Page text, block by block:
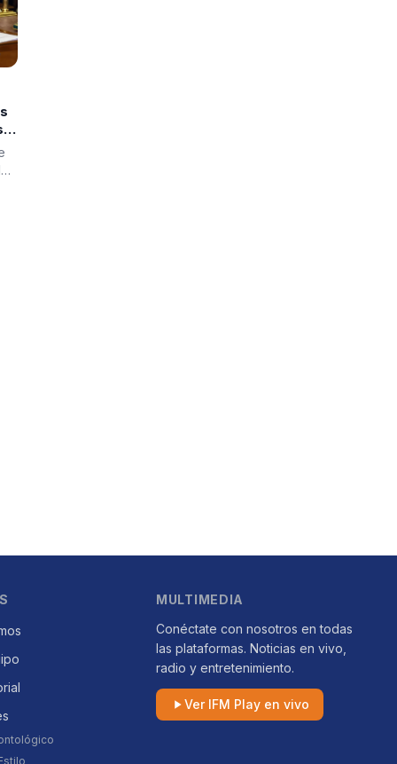
MULTIMEDIA
Conéctate con nosotros en todas
las plataformas. Noticias en vivo,
radio y entretenimiento.
Ver IFM Play en vivo